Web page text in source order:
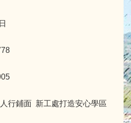
行鋪面 新工處打造安心學區